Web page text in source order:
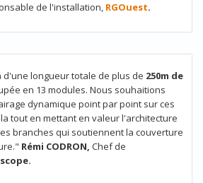
de l'installation, RGOuest.
d'une longueur totale de plus de 250m de
en 13 modules. Nous souhaitions
dynamique point par point sur ces
tout en mettant en valeur l'architecture
branches qui soutiennent la couverture
Rémi CODRON, Chef de